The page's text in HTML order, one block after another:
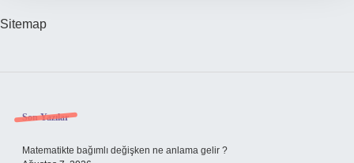
Sitemap
Sidebar
Son Yazılar
Matematikte bağımlı değişken ne anlama gelir ?